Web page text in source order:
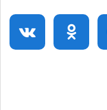
жариться
19:07
Уникальные